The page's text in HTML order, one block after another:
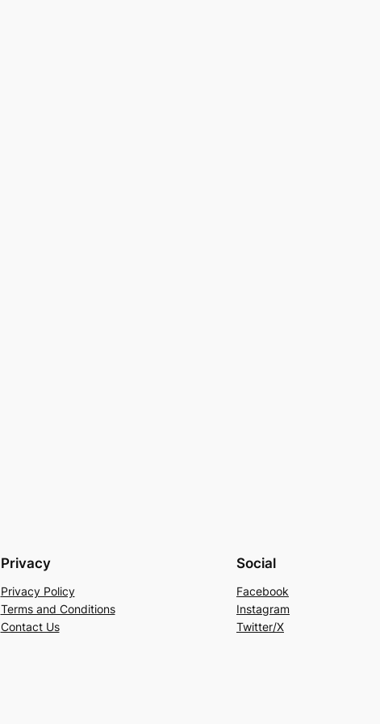
Privacy
Privacy Policy
Terms and Conditions
Contact Us
Social
Facebook
Instagram
Twitter/X